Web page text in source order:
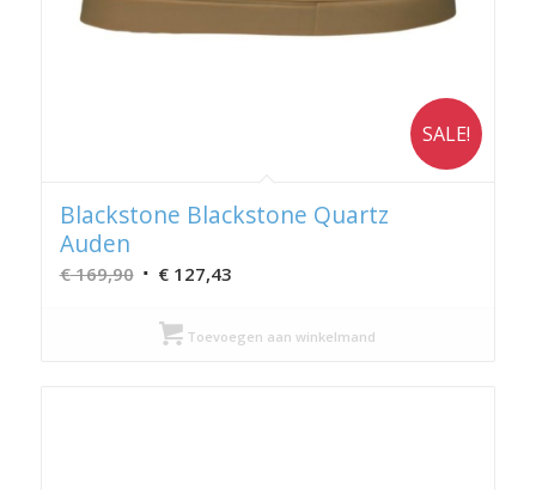
SALE!
Blackstone Blackstone Quartz
Auden
€169,90 Oorspronkelijke
was:
€127,43Huidige
is:
Toevoegen aan winkelmand